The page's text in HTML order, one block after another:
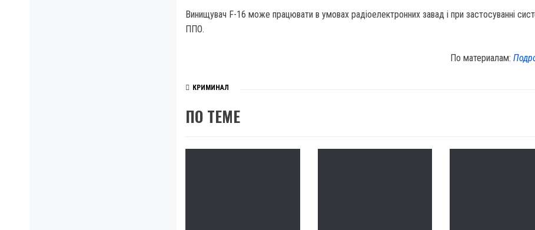
Винищувач F-16 може працювати в умовах радіоелектронних завад і при застосуванні
ППО.
По материалам:
КРИМИНАЛ
ПО ТЕМЕ